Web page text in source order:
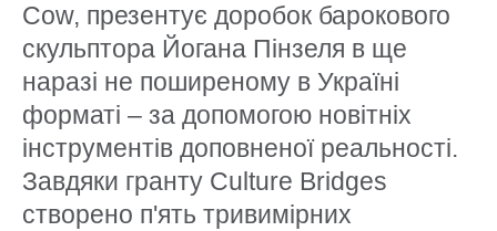
Cow, презентує доробок барокового
скульптора Йогана Пінзеля в ще
наразі не поширеному в Україні
форматі – за допомогою новітніх
інструментів доповненої реальності.
Завдяки гранту Culture Bridges
створено п'ять тривимірних